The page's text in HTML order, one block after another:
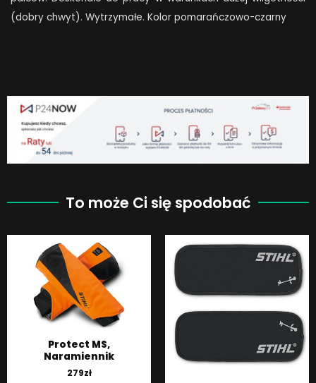
(dobry chwyt). Wytrzymałe. Kolor pomarańczowo-czarny
To może Ci się spodobać
Protect MS,
Naramiennik
279zł